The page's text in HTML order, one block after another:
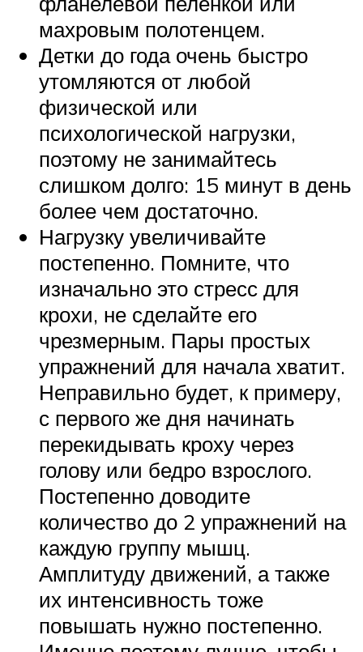
махровым полотенцем.
Детки до года очень быстро
утомляются от любой
физической или
психологической нагрузки,
поэтому не занимайтесь
слишком долго: 15 минут в день
более чем достаточно.
Нагрузку увеличивайте
постепенно. Помните, что
изначально это стресс для
крохи, не сделайте его
чрезмерным. Пары простых
упражнений для начала хватит.
Неправильно будет, к примеру,
с первого же дня начинать
перекидывать кроху через
голову или бедро взрослого.
Постепенно доводите
количество до 2 упражнений на
каждую группу мышц.
Амплитуду движений, а также
их интенсивность тоже
повышать нужно постепенно.